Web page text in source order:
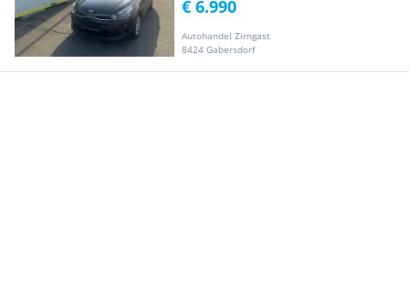
Autohandel Zirngast
8424 Gabersdorf
€ 6.990